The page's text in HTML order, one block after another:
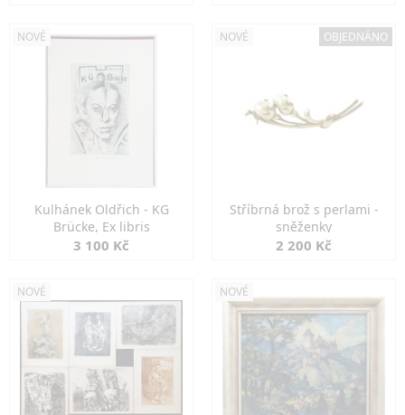
NOVÉ
Kulhánek Oldřich - KG
Brücke, Ex libris
3 100 Kč
NOVÉ OBJEDNÁNO
Stříbrná brož s perlami -
sněženky
2 200 Kč
NOVÉ NOVÉ